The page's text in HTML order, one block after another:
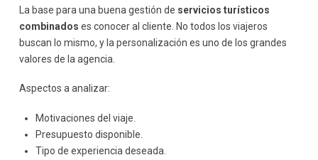
La base para una buena gestión de servicios turísticos
combinados es conocer al cliente. No todos los viajeros
buscan lo mismo, y la personalización es uno de los grandes
valores de la agencia.
Aspectos a analizar:
Motivaciones del viaje.
Presupuesto disponible.
Tipo de experiencia deseada.